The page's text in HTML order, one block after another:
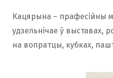
Кацярына – прафесійны
удзельнічае ў выставах,
на вопратцы, кубках,